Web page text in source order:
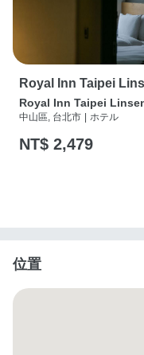
Royal Inn Taipei
Royal Inn Taipei
中山區, 台北市 | ホテル
NT$ 2,479
位置